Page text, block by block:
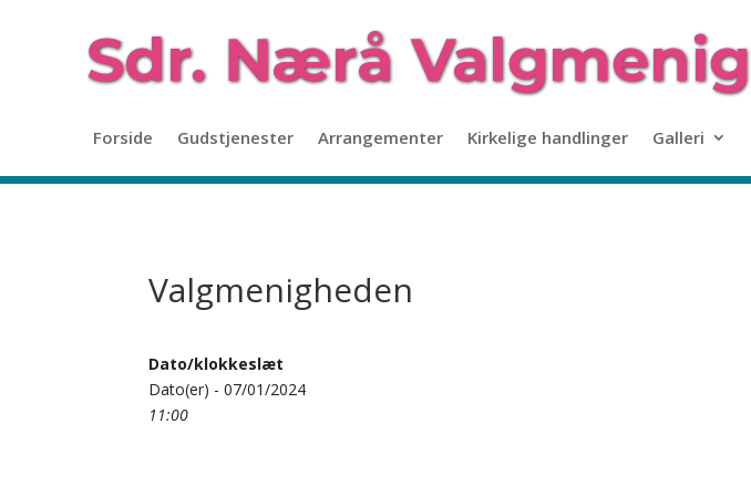
Forside Gudstjenester Arrangementer Kirkelige handlinger Galleri
Valgmenigheden
Dato/klokkeslæt
Dato(er) - 07/01/2024
11:00